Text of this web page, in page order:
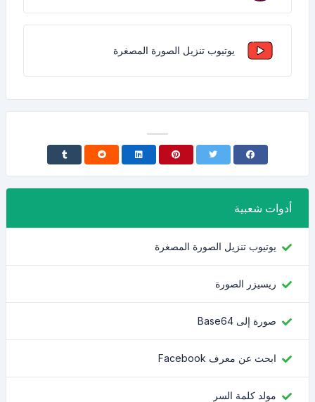
يوتيوب تنزيل الصورة المصغرة
أدوات شعبية
يوتيوب تنزيل الصورة المصغرة
ريسيزر الصورة
صورة إلى Base64
ابحث عن معرف Facebook
مولد كلمة السر